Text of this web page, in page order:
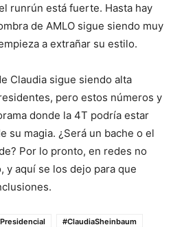
runrún está fuerte. Hasta hay
de AMLO sigue siendo muy
a extrañar su estilo.
Claudia sigue siendo alta
pero estos números y
donde la 4T podría estar
su magia. ¿Será un bache o el
Por lo pronto, en redes no
y aquí se los dejo para que
#ClaudiaSheinbaum